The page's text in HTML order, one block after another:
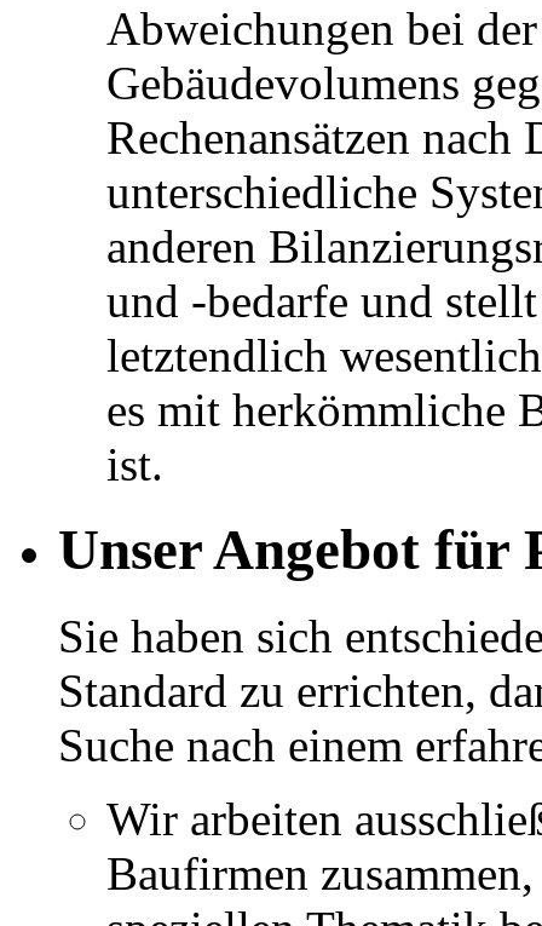
Abweichungen bei
Gebäudevolumens
Rechenansätzen
unterschiedliche
anderen
und -bedarfe und
letztendlich
es mit herkömmliche
ist.
Unser Angebot für
Sie haben sich
Standard zu errichten,
Suche nach einem
Wir arbeiten
Baufirmen